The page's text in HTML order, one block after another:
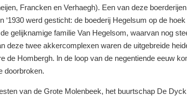
Francken en Verhaegh). Een van deze boerderijen
‘1930 werd gesticht: de boederij Hegelsum op de
gelijknamige familie Van Hegelsom, waarvan nog
deze twee akkercomplexen waren de uitgebreide
de Hombergh. ln de loop van de negentiende eeuw
doorbroken.
van de Grote Molenbeek, het buurtschap De